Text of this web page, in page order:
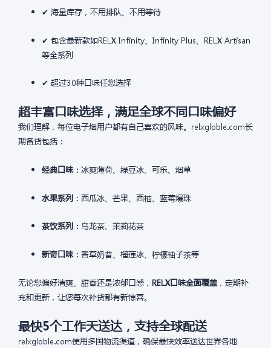
✔ 海量库存，不用排队、不用等待
✔ 包含最新款如RELX Infinity、Infinity Plus、RELX Artisan
等全系列
✔ 超过30种口味任您选择
超丰富口味选择，满足全球不同口味偏好
我们理解，每位电子烟用户都有自己喜欢的风味。relxgloble.com长
期备货包括：
经典口味：冰爽薄荷、绿豆冰、可乐、烟草
水果系列 ：西瓜冰、芒果、西柚、蓝莓爆珠
茶饮系列 ：乌龙茶、茉莉花茶
新奇口味：香草奶昔、榴莲冰、柠檬柚子茶等
无论您偏好清爽、甜香还是浓郁口感， RELX口味全面覆盖，定期补
充和更新，让您每次补货都有新惊喜。
最快5个工作天送达，支持全球配送
relxgloble.com使用多国物流渠道，确保最快效率送达世界各地